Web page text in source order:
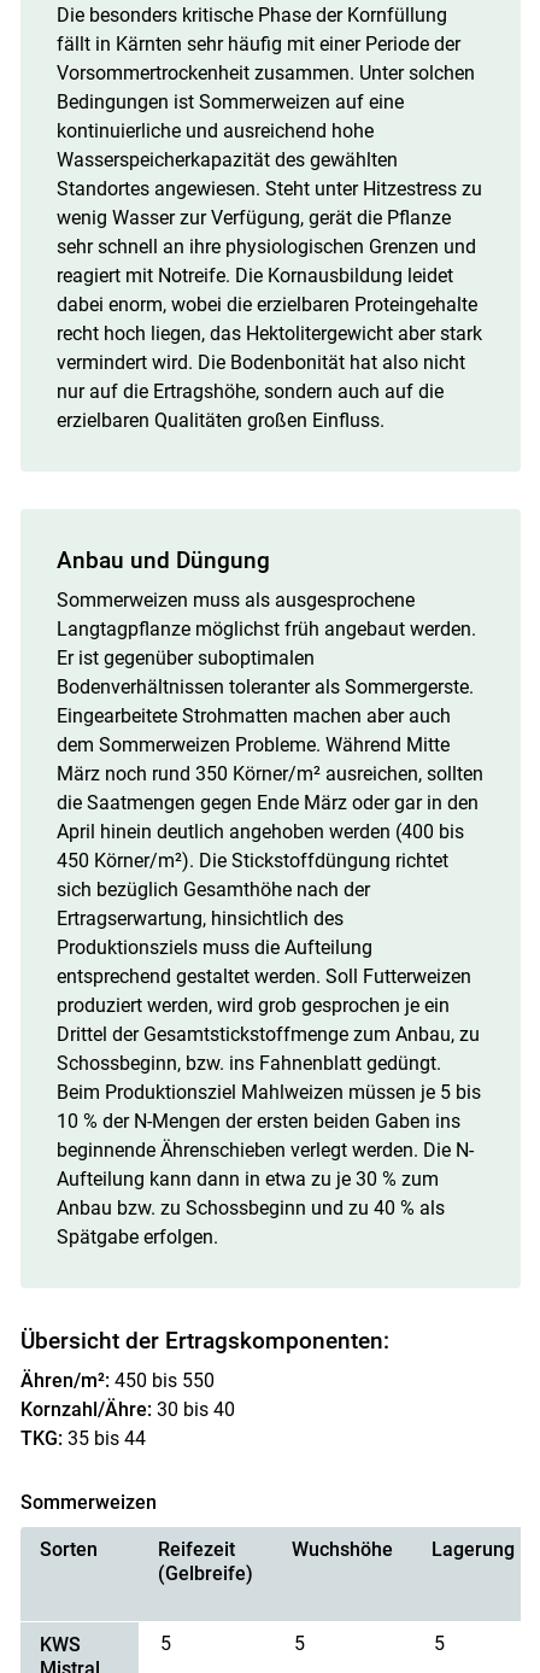
Skip to main content
Die besonders kritische Phase der Kornfüllung
fällt in Kärnten sehr häufig mit einer Periode der
Vorsommertrockenheit zusammen. Unter solchen
Bedingungen ist Sommerweizen auf eine
kontinuierliche und ausreichend hohe
Wasserspeicherkapazität des gewählten
Standortes angewiesen. Steht unter Hitzestress zu
wenig Wasser zur Verfügung, gerät die Pflanze
sehr schnell an ihre physiologischen Grenzen und
reagiert mit Notreife. Die Kornausbildung leidet
dabei enorm, wobei die erzielbaren Proteingehalte
recht hoch liegen, das Hektolitergewicht aber stark
vermindert wird. Die Bodenbonität hat also nicht
nur auf die Ertragshöhe, sondern auch auf die
erzielbaren Qualitäten großen Einfluss.
Anbau und Düngung
Sommerweizen muss als ausgesprochene
Langtagpflanze möglichst früh angebaut werden.
Er ist gegenüber suboptimalen
Bodenverhältnissen toleranter als Sommergerste.
Eingearbeitete Strohmatten machen aber auch
dem Sommerweizen Probleme. Während Mitte
März noch rund 350 Körner/​m² ausreichen, sollten
die Saatmengen gegen Ende März oder gar in den
April hinein deutlich angehoben werden (400 bis
450 Körner/​m²). Die Stickstoffdüngung richtet
sich bezüglich Gesamthöhe nach der
Ertragserwartung, hinsichtlich des
Produktionsziels muss die Aufteilung
entsprechend gestaltet werden. Soll Futterweizen
produziert werden, wird grob gesprochen je ein
Drittel der Gesamtstickstoffmenge zum Anbau, zu
Schossbeginn, bzw. ins Fahnenblatt gedüngt.
Beim Produktionsziel Mahlweizen müssen je 5 bis
10 % der N-Mengen der ersten beiden Gaben ins
beginnende Ährenschieben verlegt werden. Die N-
Aufteilung kann dann in etwa zu je 30 % zum
Anbau bzw. zu Schossbeginn und zu 40 % als
Spätgabe erfolgen.
Übersicht der Ertragskomponenten:
Ähren/​m²:450 bis 550
Kornzahl/​Ähre:30 bis 40
TKG:35 bis 44
Sommerweizen
Sorten
Reifezeit
(Gelbreife)
Wuchshöhe Lagerung
KWS
Mistral
5 5 5